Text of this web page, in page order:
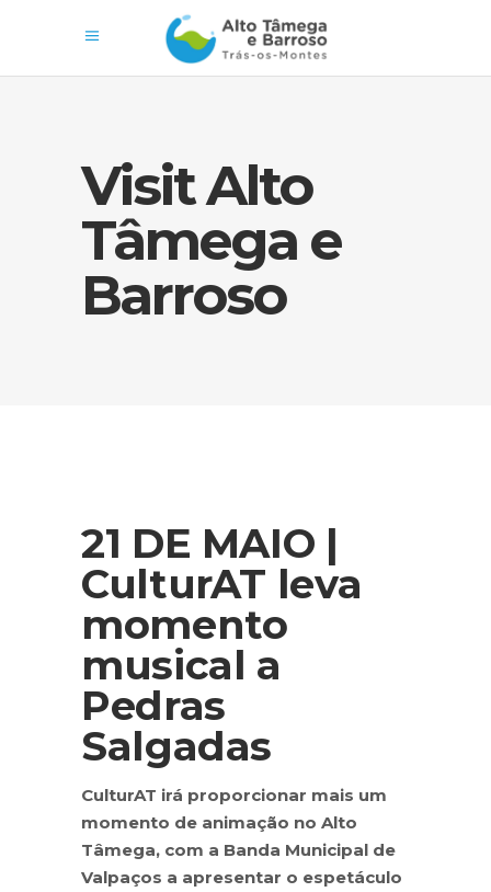
Visit Alto
Tâmega e
Barroso
21 DE MAIO |
CulturAT leva
momento
musical a
Pedras
Salgadas
CulturAT irá proporcionar mais um
momento de animação no Alto
Tâmega, com a Banda Municipal de
Valpaços a apresentar o espetáculo